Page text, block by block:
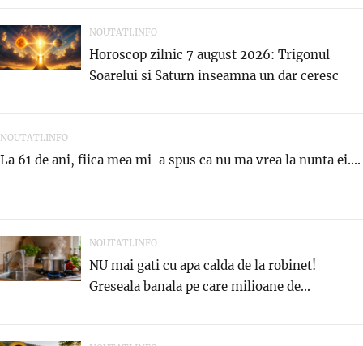
NOUTATI.INFO
Horoscop zilnic 7 august 2026: Trigonul
Soarelui si Saturn inseamna un dar ceresc
NOUTATI.INFO
La 61 de ani, fiica mea mi-a spus ca nu ma vrea la nunta ei....
NOUTATI.INFO
NU mai gati cu apa calda de la robinet!
Greseala banala pe care milioane de...